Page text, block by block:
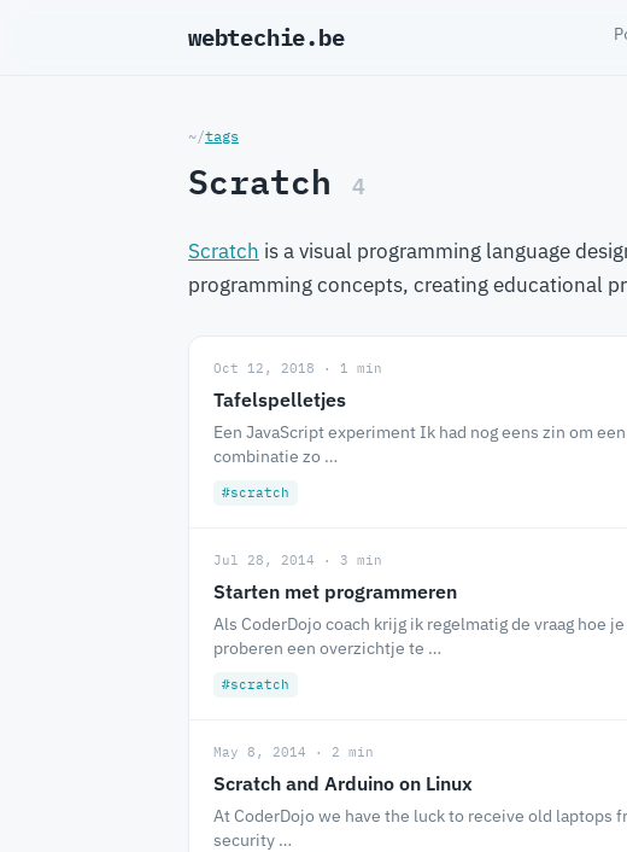
webtechie.be_
~/tags
Scratch 4
Scratch is a visual programming language
programming concepts, creating educational
Oct 12, 2018 · 1 min
Tafelspelletjes
Een JavaScript experiment Ik had nog eens zin om
combinatie zo …
#scratch
Jul 28, 2014 · 3 min
Starten met programmeren
Als CoderDojo coach krijg ik regelmatig de vraag hoe
proberen een overzichtje te …
#scratch
May 8, 2014 · 2 min
Scratch and Arduino on Linux
At CoderDojo we have the luck to receive old laptops
security …